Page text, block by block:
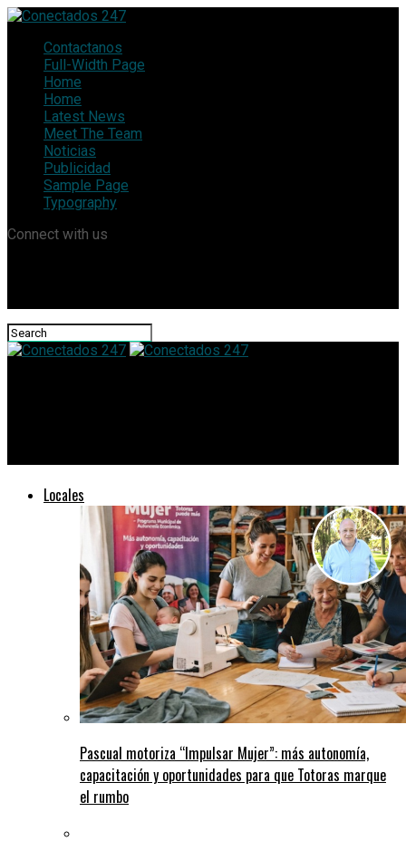
Contactanos
Full-Width Page
Home
Home
Latest News
Meet The Team
Noticias
Publicidad
Sample Page
Typography
Connect with us
Locales
Pascual motoriza “Impulsar Mujer”: más autonomía,
capacitación y oportunidades para que Totoras marque
el rumbo